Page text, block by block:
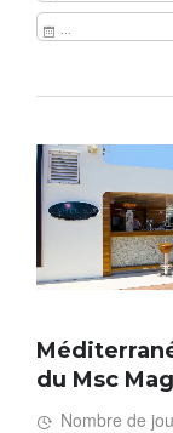
...
du Msc
Nombre de